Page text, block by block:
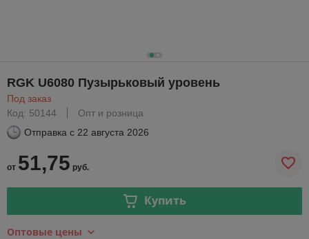
RGK U6080 Пузырьковый уровень
Под заказ
Код: 50144
Опт и розница
Отправка с 22 августа 2026
от 51,75 руб.
Купить
Оптовые цены